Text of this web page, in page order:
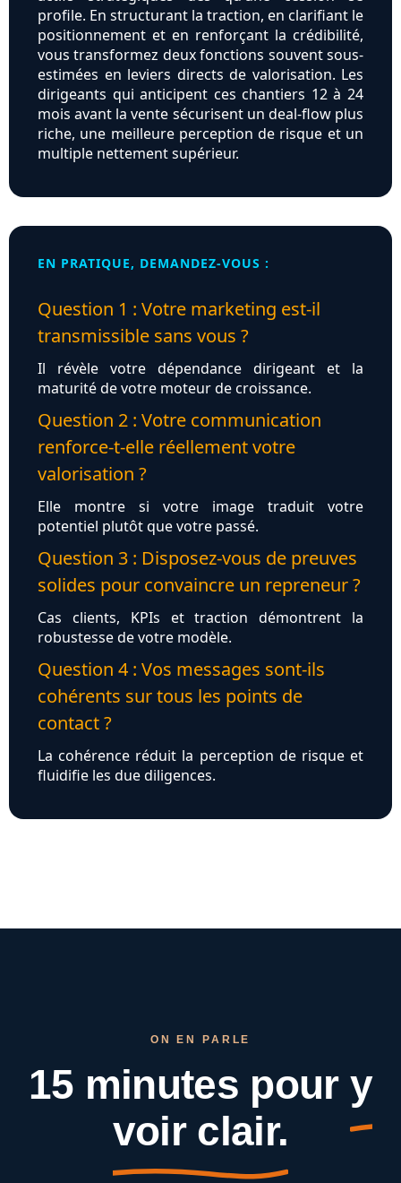
profile. En structurant la traction, en clarifiant le
positionnement et en renforçant la crédibilité,
vous transformez deux fonctions souvent sous-
estimées en leviers directs de valorisation. Les
dirigeants qui anticipent ces chantiers 12 à 24
mois avant la vente sécurisent un deal-flow plus
riche, une meilleure perception de risque et un
multiple nettement supérieur.
EN PRATIQUE, DEMANDEZ-VOUS :
Question 1 : Votre marketing est-il
transmissible sans vous ?
Il révèle votre dépendance dirigeant et la
maturité de votre moteur de croissance.
Question 2 : Votre communication
renforce-t-elle réellement votre
valorisation ?
Elle montre si votre image traduit votre
potentiel plutôt que votre passé.
Question 3 : Disposez-vous de preuves
solides pour convaincre un repreneur ?
Cas clients, KPIs et traction démontrent la
robustesse de votre modèle.
Question 4 : Vos messages sont-ils
cohérents sur tous les points de
contact ?
La cohérence réduit la perception de risque et
fluidifie les due diligences.
ON EN PARLE
15 minutes pour y
voir clair.